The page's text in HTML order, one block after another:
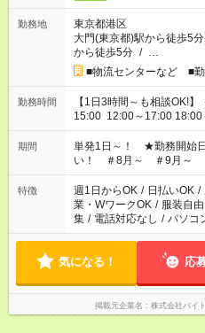
勤務地
東京都港区
大門(東京都)駅から徒歩5分
から徒歩5分 / …
■物流センターなど ■
勤務時間
【1日3時間～も相談OK!】 ＜シフト例＞ 9:00～12:00 10:00～
15:00 12:00～17:00 18:00～21:00 など
お気軽にご相談ください！
期間
単発1日～！ ★勤務開始日
い！ ＃8月～ ＃9月～
特徴 週1日からOK / 日払いOK /
業・WワークOK / 服装自由
集 / 電話対応なし / パソコ
気になる！ 応
掲載元企業名 株式会社バイ